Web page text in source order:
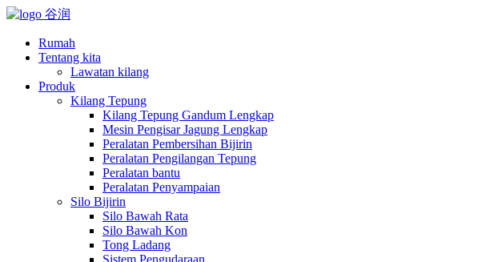
Rumah
Tentang kita
Lawatan kilang
Produk
Kilang Tepung
Kilang Tepung Gandum Lengkap
Mesin Pengisar Jagung Lengkap
Peralatan Pembersihan Bijirin
Peralatan Pengilangan Tepung
Peralatan bantu
Peralatan Penyampaian
Silo Bijirin
Silo Bawah Rata
Silo Bawah Kon
Tong Ladang
Sistem Pengudaraan